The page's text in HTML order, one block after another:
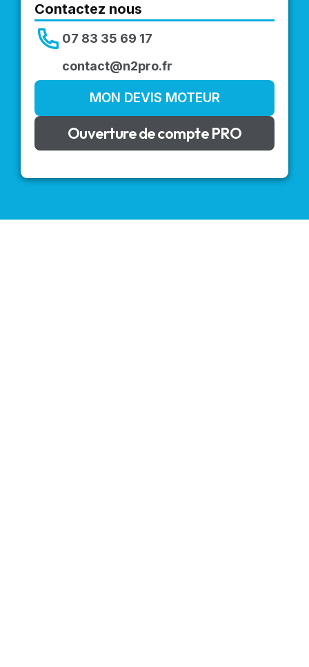
Contactez nous
07 83 35 69 17
contact@n2pro.fr
MON DEVIS MOTEUR
Ouverture de compte PRO